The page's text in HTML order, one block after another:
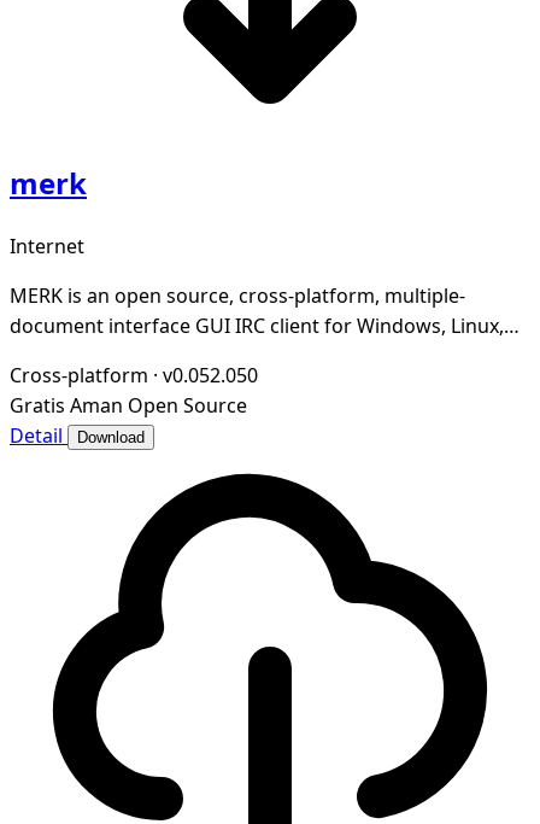
merk
Internet
MERK is an open source, cross-platform, multiple-
document interface GUI IRC client for Windows, Linux,
Cross-platform · v0.052.050
Gratis Aman Open Source
Detail
Download